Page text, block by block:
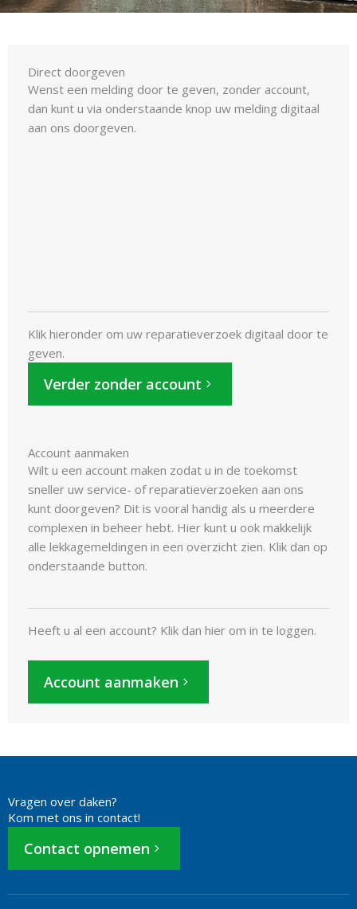
Direct doorgeven
Wenst een melding door te geven, zonder account,
dan kunt u via onderstaande knop uw melding digitaal
aan ons doorgeven.
Klik hieronder om uw reparatieverzoek digitaal door te
geven.
Verder zonder account
Account aanmaken
Wilt u een account maken zodat u in de toekomst
sneller uw service- of reparatieverzoeken aan ons
kunt doorgeven? Dit is vooral handig als u meerdere
complexen in beheer hebt. Hier kunt u ook makkelijk
alle lekkagemeldingen in een overzicht zien. Klik dan op
onderstaande button.
Heeft u al een account? Klik dan hier om in te loggen.
Account aanmaken
Vragen over daken?
Kom met ons in contact!
Contact opnemen